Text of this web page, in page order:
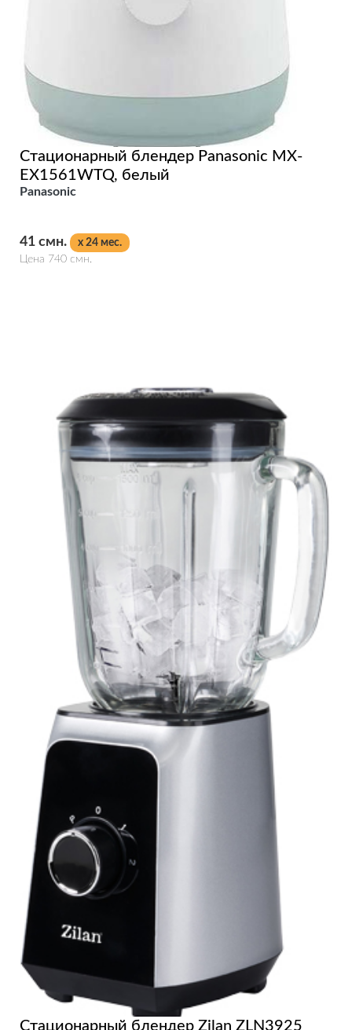
Стационарный блендер Panasonic MX-
EX1561WTQ, белый
Panasonic
41 смн.
x 24 мес.
Цена 740 смн.
Стационарный блендер Zilan ZLN3925